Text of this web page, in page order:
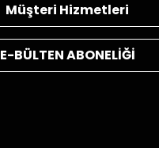
Müşteri Hizmetleri
E-BÜLTEN ABONELİĞİ